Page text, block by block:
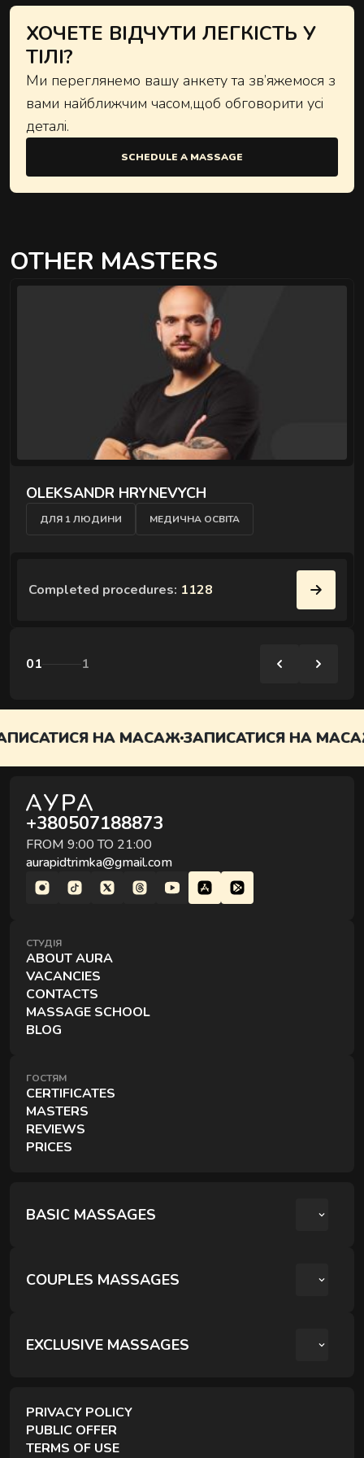
ХОЧЕТЕ ВІДЧУТИ ЛЕГКІСТЬ У
ТІЛІ?
Ми переглянемо вашу анкету та зв’яжемося з
вами найближчим часом,щоб обговорити усі
деталі.
SCHEDULE A MASSAGE
OTHER MASTERS
OLEKSANDR HRYNEVYCH
ДЛЯ 1 ЛЮДИНИ МЕДИЧНА ОСВІТА
Completed procedures: 1128
01 1
НА МАСАЖЗАПИСАТИСЯ НА МАСАЖ
+380507188873
FROM 9:00 TO 21:00
aurapidtrimka@gmail.com
СТУДІЯ
ABOUT AURA
VACANCIES
CONTACTS
MASSAGE SCHOOL
BLOG
ГОСТЯМ
CERTIFICATES
MASTERS
REVIEWS
PRICES
BASIC MASSAGES
COUPLES MASSAGES
КРЕОЛЬСЬКИЙ ПАРНИЙ РЕЛАКС
EXCLUSIVE MASSAGES
PRIVACY POLICY
PUBLIC OFFER
TERMS OF USE